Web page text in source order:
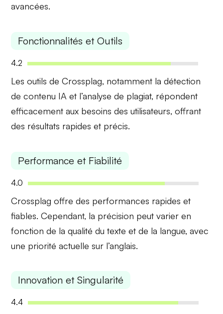
avancées.
Fonctionnalités et Outils
4.2
Les outils de Crossplag, notamment ladétection
de contenu IA et l’analyse de plagiat, répondent
efficacement aux besoins des utilisateurs, offrant
des résultats rapides et précis.
Performance et Fiabilité
4.0
Crossplag offre des performances rapides et
fiables. Cependant, la précision peut varier en
fonction de laqualité du texte et de la langue, avec
une priorité actuelle sur l’anglais.
Innovation et Singularité
4.4